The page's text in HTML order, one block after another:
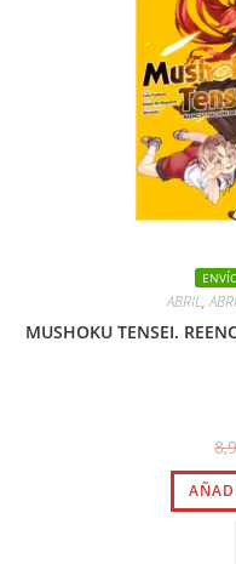
ABRIL,
MUSHOKU TENSEI.